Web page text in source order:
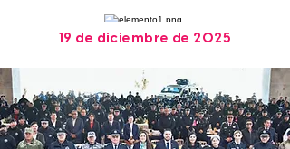
19 de diciembre de 2025